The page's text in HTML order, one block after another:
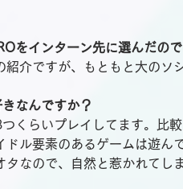
をインターン先に選んだの
紹介ですが、もともと大のソ
なんですか？
くらいプレイしてます。比
ドル要素のあるゲームは遊ん
タなので、自然と惹かれてし